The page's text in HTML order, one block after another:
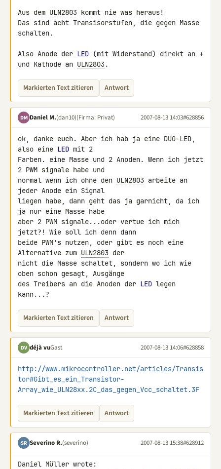
Aus dem ULN2803 kommt nie was heraus!
Das sind acht Transisorstufen, die gegen Masse
schalten.
Also Anode der LED (mit Widerstand) direkt an +
und Kathode an ULN2803.
Markierten Text zitieren Antwort
DM Daniel M.(dan10)(Firma: Privat) 2007-08-13 14:03#628856
ok, danke euch. Aber ich hab ja eine DUO-LED,
also eine LED mit 2
Farben. eine Masse und 2 Anoden. Wenn ich jetzt
2 PWM signale habe und
normal wenn ich ohne den ULN2803 arbeite an
jeder Anode ein Signal
liegen habe, dann geht das ja garnicht, da ich
ja nur eine Masse habe
aber 2 PWM signale...oder vertue ich mich
jetzt?! Wie soll ich denn dann
beide PWM's nutzen, oder gibt es noch eine
Alternative zum ULN2803 der
nicht die Masse schaltet, sondern wo ich wie
oben schon gesagt, Ausgänge
des Treibers an die Anoden der LED legen
kann...?
Markierten Text zitieren Antwort
DV déjà vuGast 2007-08-13 14:06#628858
http://www.mikrocontroller.net/articles/Transis
tor#Gibt_es_ein_Transistor-
Array_wie_ULN28xx.2C_das_gegen_Vcc_schaltet.3F
Markierten Text zitieren Antwort
SR Severino R.(severino) 2007-08-13 15:38#628912